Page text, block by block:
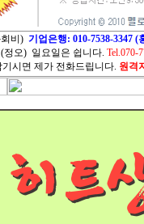
비) 기업은행: 010-7538-3347
정오) 일요일은 쉽니다. Tel.070-
시면 제가 전화드립니다. 원격